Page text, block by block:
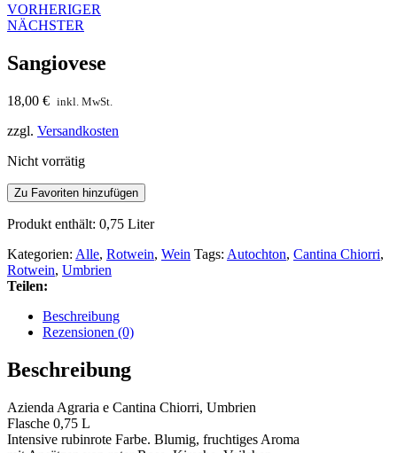
Beitragsnavigation
VORHERIGER
NÄCHSTER
Sangiovese
18,00 € inkl. MwSt.
zzgl. Versandkosten
Nicht vorrätig
Zu Favoriten hinzufügen
Produkt enthält: 0,75 Liter
Kategorien: Alle, Rotwein, Wein Tags: Autochton, Cantina Chiorri,
Rotwein, Umbrien
Teilen:
Beschreibung
Rezensionen (0)
Beschreibung
Azienda Agraria e Cantina Chiorri, Umbrien
Flasche 0,75 L
Intensive rubinrote Farbe. Blumig, fruchtiges Aroma